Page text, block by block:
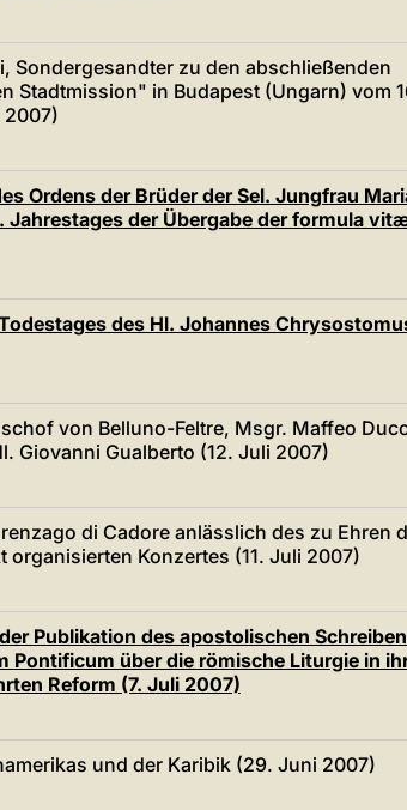
Sondergesandter zu den abschließenden
Stadtmission" in Budapest (Ungarn) vom
2007)
Ordens der Brüder der Sel. Jungfrau
Jahrestages der Übergabe der formula
des Hl. Johannes
von Belluno-Feltre, Msgr. Maffeo
Giovanni Gualberto (12. Juli 2007)
di Cadore anlässlich des zu Ehren
organisierten Konzertes (11. Juli 2007)
Publikation des apostolischen
Pontificum über die römische Liturgie in
Reform (7. Juli 2007)
und der Karibik (29. Juni 2007)